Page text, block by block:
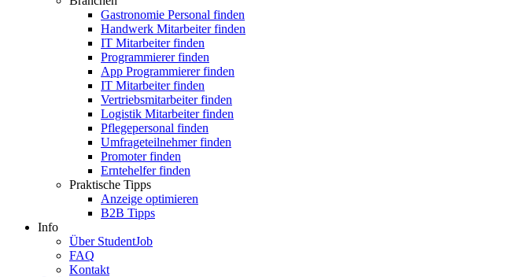
Gastronomie Personal finden
Handwerk Mitarbeiter finden
IT Mitarbeiter finden
Programmierer finden
App Programmierer finden
IT Mitarbeiter finden
Vertriebsmitarbeiter finden
Logistik Mitarbeiter finden
Pflegepersonal finden
Umfrageteilnehmer finden
Promoter finden
Erntehelfer finden
Praktische Tipps
Anzeige optimieren
B2B Tipps
Info
Über StudentJob
FAQ
Kontakt